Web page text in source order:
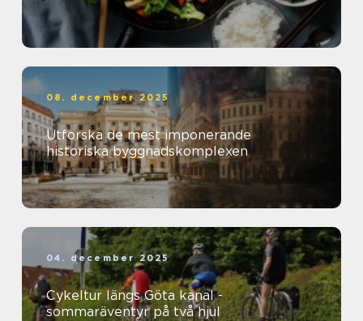
08. december 2025
Utforska de mest imponerande
historiska byggnadskomplexen
04. december 2025
Cykeltur längs Göta kanal -
sommaräventyr på två hjul